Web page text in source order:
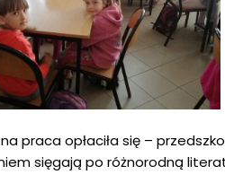
praca opłaciła się –
sięgają po różnorodną